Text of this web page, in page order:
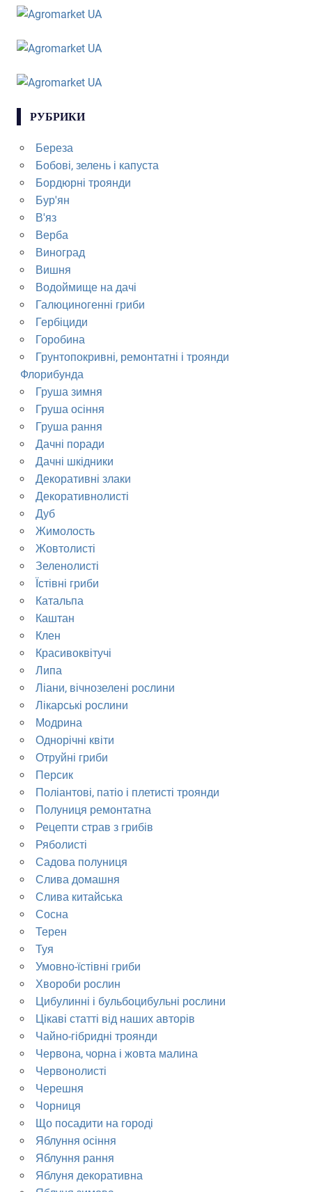
РУБРИКИ
Береза
Бобові, зелень і капуста
Бордюрні троянди
Бур'ян
В'яз
Верба
Виноград
Вишня
Водоймище на дачі
Галюциногенні гриби
Гербіциди
Горобина
Грунтопокривні, ремонтатні і троянди
Флорибунда
Груша зимня
Груша осіння
Груша рання
Дачні поради
Дачні шкідники
Декоративні злаки
Декоративнолисті
Дуб
Жимолость
Жовтолисті
Зеленолисті
Їстівні гриби
Катальпа
Каштан
Клен
Красивоквітучі
Липа
Ліани, вічнозелені рослини
Лікарські рослини
Модрина
Однорічні квіти
Отруйні гриби
Персик
Поліантові, патіо і плетисті троянди
Полуниця ремонтатна
Рецепти страв з грибів
Ряболисті
Садова полуниця
Слива домашня
Слива китайська
Сосна
Терен
Туя
Умовно-їстівні гриби
Хвороби рослин
Цибулинні і бульбоцибульні рослини
Цікаві статті від наших авторів
Чайно-гібридні троянди
Червона, чорна і жовта малина
Червонолисті
Черешня
Чорниця
Що посадити на городі
Яблуння осіння
Яблуння рання
Яблуня декоративна